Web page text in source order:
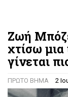
Ζωή
χτίσω μια
γίνεται
ΠΡΩΤΟ ΒΗΜΑ 2